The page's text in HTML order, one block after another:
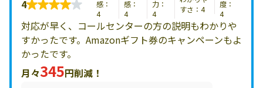
4
感：
4
感：
4
力：
4
すさ：4
度：
4
対応が早く、コールセンターの方の説明もわかりや
すかったです。Amazonギフト券のキャンペーンもよ
かったです。
月々345円削減！